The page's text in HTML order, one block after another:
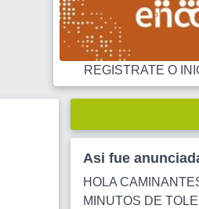
REGISTRATE O
Asi fue
HOLA
MINUTOS DE